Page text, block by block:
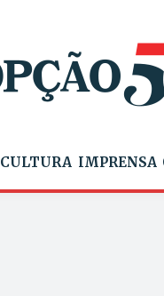
CULTURA IMPRENSA